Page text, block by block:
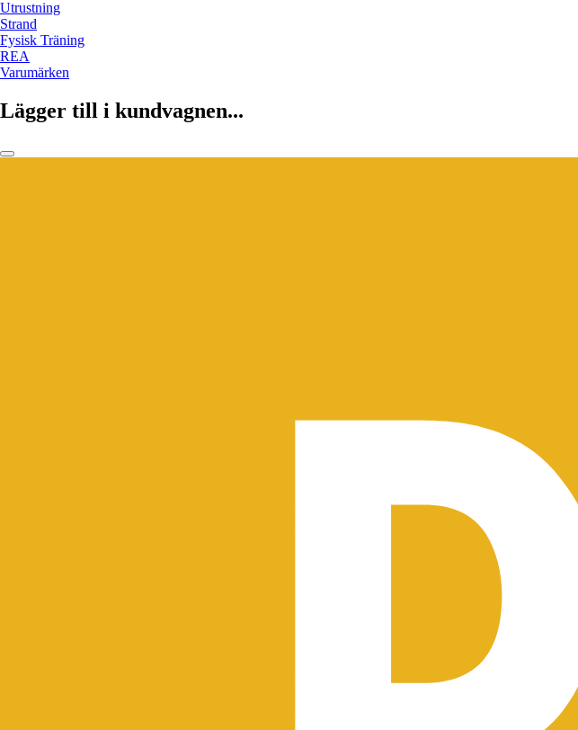
Utrustning
Strand
Fysisk Träning
REA
Varumärken
Lägger till i kundvagnen...